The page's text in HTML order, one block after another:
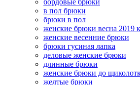
в пол брюки
брюки в пол
женские брюки весна 2019
женские весенние брюки
брюки гусиная лапка
деловые женские брюки
длинные брюки
женские брюки до
желтые брюки